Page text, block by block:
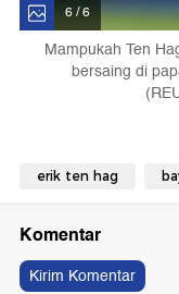
6 / 6
Mampukah Ten
bersaing di
erik ten hag
Komentar
Kirim Komentar